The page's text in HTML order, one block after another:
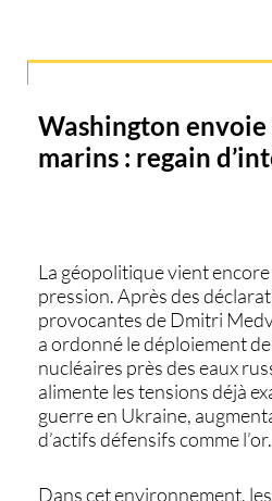
Washington envoie
marins : regain
La géopolitique vient
pression. Après des
provocantes de Dmitri
a ordonné le déploiement
nucléaires près des eaux
alimente les tensions déjà
guerre en Ukraine,
d’actifs défensifs comme l’or.
Dans cet environnement,